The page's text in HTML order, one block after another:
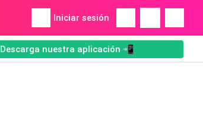
Iniciar sesión
Descarga nuestra aplicación 📲